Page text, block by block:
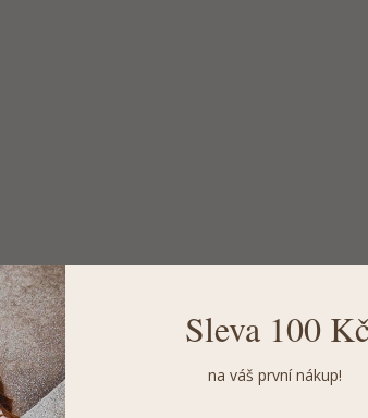
Sleva 100 Kč
na váš první nákup!